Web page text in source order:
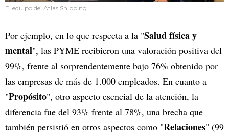
El equipo de Atlas Shipping.
Por ejemplo, en lo que respecta a la "Salud física y
mental", las PYME recibieron una valoración positiva del
99%, frente al sorprendentemente bajo 76% obtenido por
las empresas de más de 1.000 empleados. En cuanto a
"Propósito", otro aspecto esencial de la atención, la
diferencia fue del 93% frente al 78%, una brecha que
también persistió en otros aspectos como "Relaciones" (99